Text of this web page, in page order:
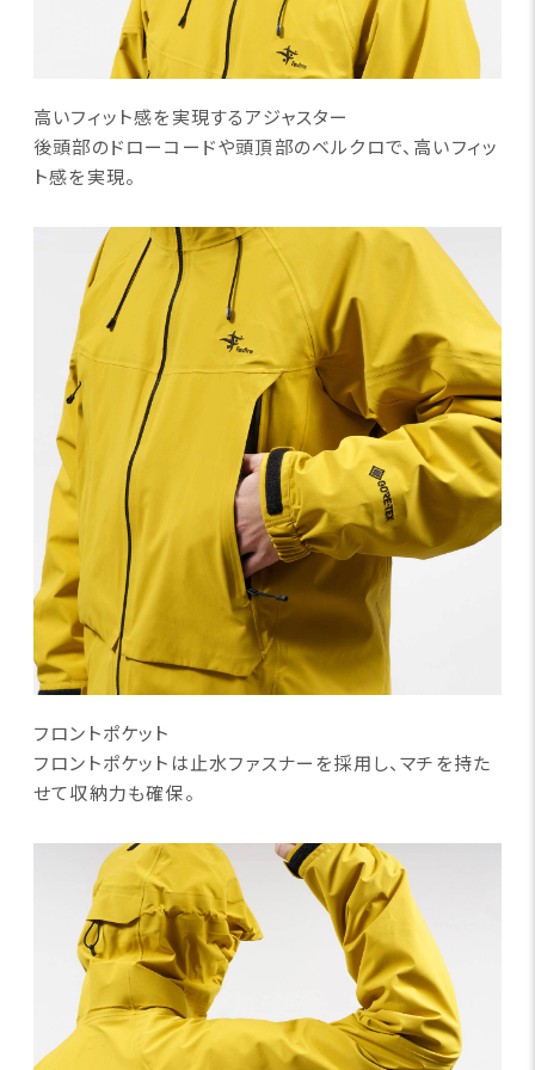
高いフィット感を実現するアジャスター
後頭部のドローコードや頭頂部のベルクロで、高いフィッ
ト感を実現。
フロントポケット
フロントポケットは止水ファスナーを採用し、マチを持た
せて収納力も確保。